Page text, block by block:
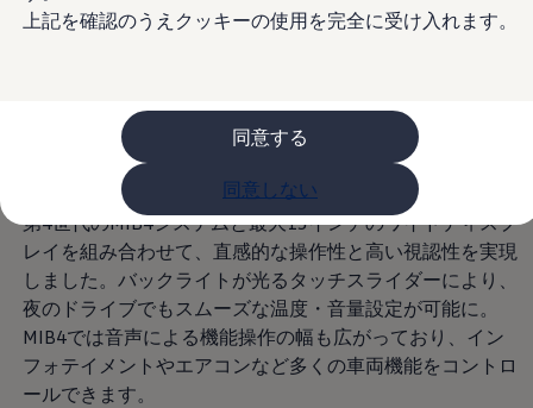
上記を確認のうえクッキーの使用を完全に受け入れます。
同意する
同意しない
T-Roc R
フォルクスワーゲンマガジン
ブランドストーリー
購入検討中の方へ
オファー(購入サポート・金利情報)
Golf お乗り換えを10万円補助
Tiguan 購入後、5年間の安心サポートが無償
Golf Variant お乗り換えを10万円補助
Volkswagenアンバサダープログラム
ファイナンシャルサービス
ファイナンシャルサービス
フォルクスワーゲン自動車保険プラス
Volkswagen Card
第4世代のMIB4システムと最大15インチのワイドディスプ
レイを組み合わせて、直感的な操作性と高い視認性を実現
しました。バックライトが光るタッチスライダーにより、
夜のドライブでもスムーズな温度・音量設定が可能に。
MIB4では音声による機能操作の幅も広がっており、イン
フォテイメントやエアコンなど多くの車両機能をコントロ
ールできます。